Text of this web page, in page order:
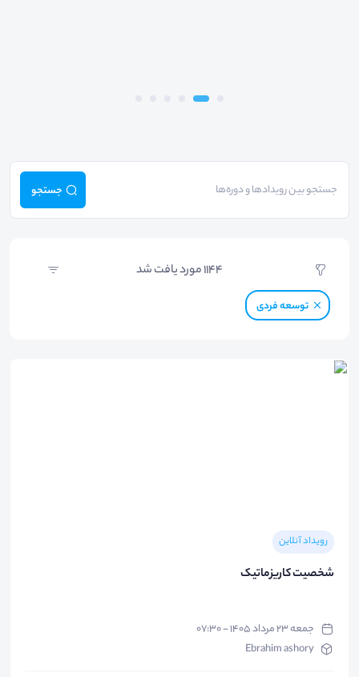
جستجو
1144مورد یافت شد
توسعه فردی
رویداد آنلاین
شخصیت کاریزماتیک
جمعه ۲۳ مرداد ۱۴۰۵ - ۰۷:۳۰
Ebrahim ashory